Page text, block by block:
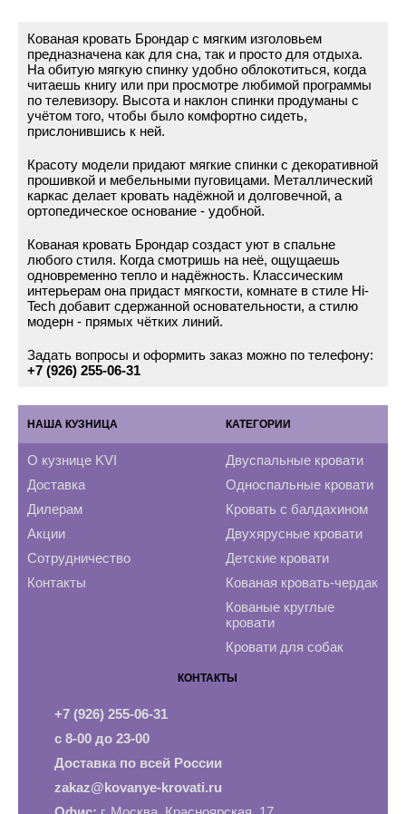
Кованая кровать Брондар с мягким изголовьем
предназначена как для сна, так и просто для отдыха.
На обитую мягкую спинку удобно облокотиться, когда
читаешь книгу или при просмотре любимой программы
по телевизору. Высота и наклон спинки продуманы с
учётом того, чтобы было комфортно сидеть,
прислонившись к ней.
Красоту модели придают мягкие спинки с декоративной
прошивкой и мебельными пуговицами. Металлический
каркас делает кровать надёжной и долговечной, а
ортопедическое основание - удобной.
Кованая кровать Брондар создаст уют в спальне
любого стиля. Когда смотришь на неё, ощущаешь
одновременно тепло и надёжность. Классическим
интерьерам она придаст мягкости, комнате в стиле Hi-
Tech добавит сдержанной основательности, а стилю
модерн - прямых чётких линий.
Задать вопросы и оформить заказ можно по телефону:
+7 (926) 255-06-31
НАША КУЗНИЦА
О кузнице KVI
Доставка
Дилерам
Акции
Сотрудничество
Контакты
КАТЕГОРИИ
Двуспальные кровати
Односпальные кровати
Кровать с балдахином
Двухярусные кровати
Детские кровати
Кованая кровать-чердак
Кованые круглые
кровати
Кровати для собак
КОНТАКТЫ
+7 (926) 255-06-31
с 8-00 до 23-00
Доставка по всей России
zakaz@kovanye-krovati.ru